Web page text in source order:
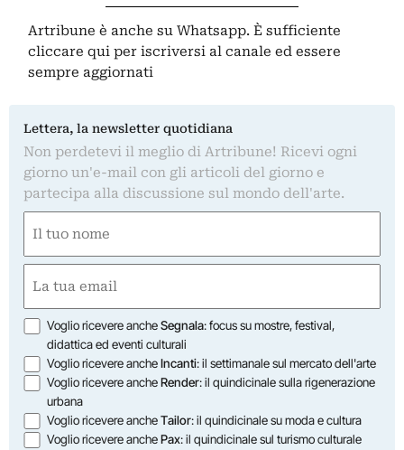
Artribune è anche su Whatsapp. È sufficiente
cliccare qui per iscriversi al canale ed essere
sempre aggiornati
Lettera, la newsletter quotidiana
Non perdetevi il meglio di Artribune! Ricevi ogni
giorno un'e-mail con gli articoli del giorno e
partecipa alla discussione sul mondo dell'arte.
(Required)
First
(Required)
Opzioni
Voglio ricevere ancheSegnala: focus su mostre, festival,
didattica ed eventi culturali
Voglio ricevere ancheIncanti: il settimanale sul mercato dell'arte
Voglio ricevere ancheRender: il quindicinale sulla rigenerazione
urbana
Voglio ricevere ancheTailor: il quindicinale su moda e cultura
Voglio ricevere anchePax: il quindicinale sul turismo culturale